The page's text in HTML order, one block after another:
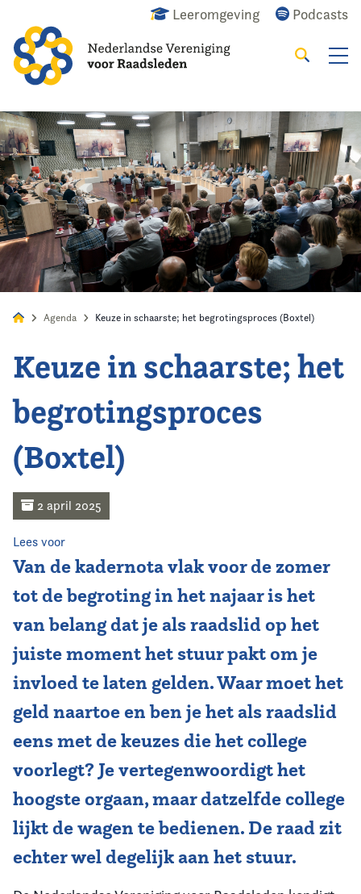
Leeromgeving Podcasts
Alles Nieuws Agenda Raadslid
Zoeken
Home
Agenda
Nieuws
Opleiding
Kennis & Informatie
Contact
Agenda Keuze in schaarste; het begrotingsproces (Boxtel)
Keuze in schaarste; het
begrotingsproces
(Boxtel)
2 april 2025
Lees voor
Van de kadernota vlak voor de zomer
tot de begroting in het najaar is het
van belang dat je als raadslid op het
juiste moment het stuur pakt om je
invloed te laten gelden. Waar moet het
geld naartoe en ben je het als raadslid
eens met de keuzes die het college
voorlegt? Je vertegenwoordigt het
hoogste orgaan, maar datzelfde college
lijkt de wagen te bedienen. De raad zit
echter wel degelijk aan het stuur.